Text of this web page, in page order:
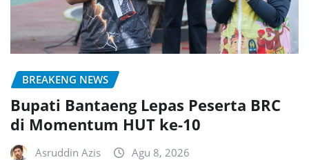
BREAKENG NEWS
Bupati Bantaeng Lepas Peserta BRC
di Momentum HUT ke-10
Asruddin Azis Agu 8, 2026